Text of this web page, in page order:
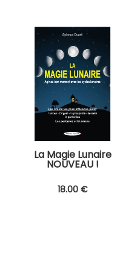
La Magie Lunaire
NOUVEAU !
18.00 €